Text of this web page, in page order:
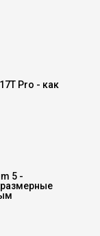
Pro - как
5 -